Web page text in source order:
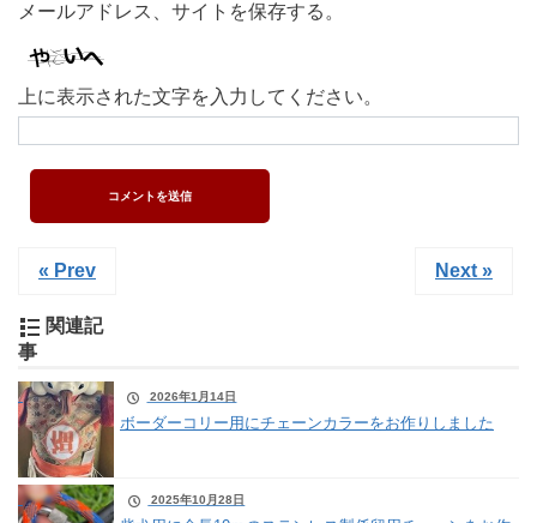
メールアドレス、サイトを保存する。
上に表示された文字を入力してください。
« Prev Next »
関連記
事
2026年1月14日
ボーダーコリー用にチェーンカラーをお作りしました
2025年10月28日